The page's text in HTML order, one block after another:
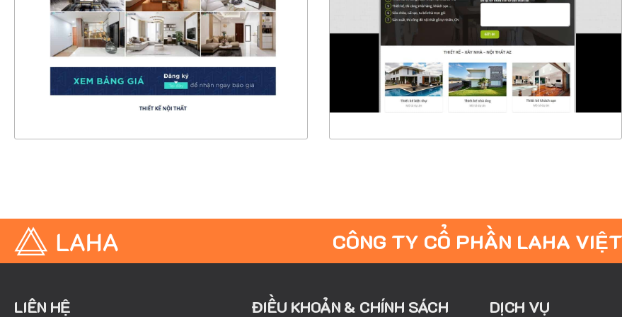
CHI TIẾT
XEM THỰC TẾ
CHI TIẾT
XEM THỰC TẾ
CÔNG TY CỔ PHẦN LAHA
LIÊN HỆ ĐIỀU KHOẢN & CHÍNH SÁCH DỊCH VỤ